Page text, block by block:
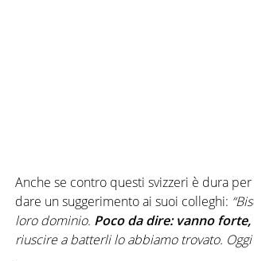
Anche se contro questi svizzeri è dura
dare un suggerimento ai suoi colleghi:
loro dominio. Poco da dire: vanno
riuscire a batterli lo abbiamo trovato.